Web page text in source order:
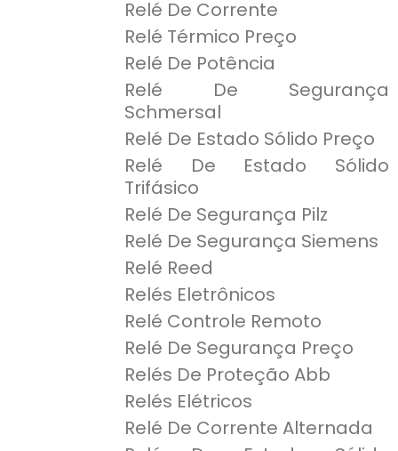
Relé De Corrente
Relé Térmico Preço
Relé De Potência
Relé De Segurança
Schmersal
Relé De Estado Sólido Preço
Relé De Estado Sólido
Trifásico
Relé De Segurança Pilz
Relé De Segurança Siemens
Relé Reed
Relés Eletrônicos
Relé Controle Remoto
Relé De Segurança Preço
Relés De Proteção Abb
Relés Elétricos
Relé De Corrente Alternada